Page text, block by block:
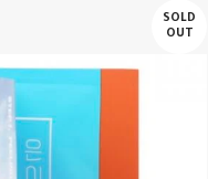
SOLD
OUT